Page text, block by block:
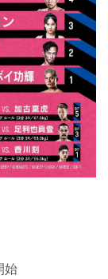
始